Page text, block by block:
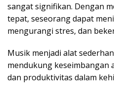
sangat signifikan. Dengan
tepat, seseorang dapat
mengurangi stres, dan
Musik menjadi alat
mendukung keseimbangan
dan produktivitas dalam